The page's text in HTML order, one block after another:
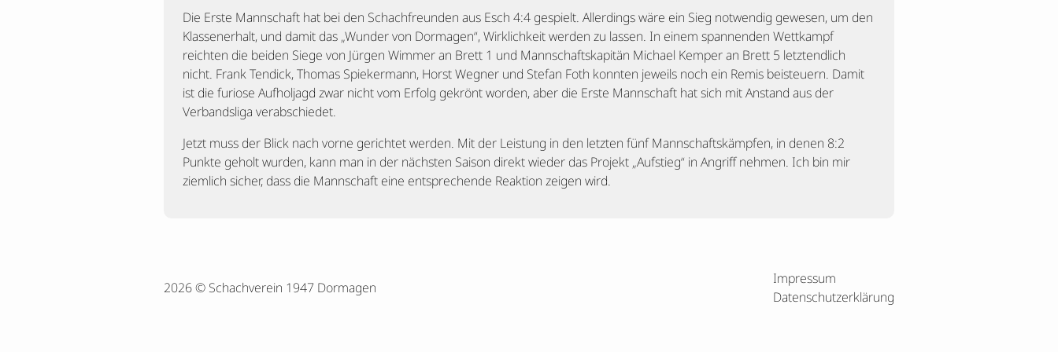
Die Erste Mannschaft hat bei den Schachfreunden aus Esch 4:4 gespielt. Allerdings wäre ein Sieg notwendig gewesen, um den
Klassenerhalt, und damit das „Wunder von Dormagen“, Wirklichkeit werden zu lassen. In einem spannenden Wettkampf
reichten die beiden Siege von Jürgen Wimmer an Brett 1 und Mannschaftskapitän Michael Kemper an Brett 5 letztendlich
nicht. Frank Tendick, Thomas Spiekermann, Horst Wegner und Stefan Foth konnten jeweils noch ein Remis beisteuern. Damit
ist die furiose Aufholjagd zwar nicht vom Erfolg gekrönt worden, aber die Erste Mannschaft hat sich mit Anstand aus der
Verbandsliga verabschiedet.
Jetzt muss der Blick nach vorne gerichtet werden. Mit der Leistung in den letzten fünf Mannschaftskämpfen, in denen 8:2
Punkte geholt wurden, kann man in der nächsten Saison direkt wieder das Projekt „Aufstieg“ in Angriff nehmen. Ich bin mir
ziemlich sicher, dass die Mannschaft eine entsprechende Reaktion zeigen wird.
2026 © Schachverein 1947 Dormagen
Impressum
Datenschutzerklärung